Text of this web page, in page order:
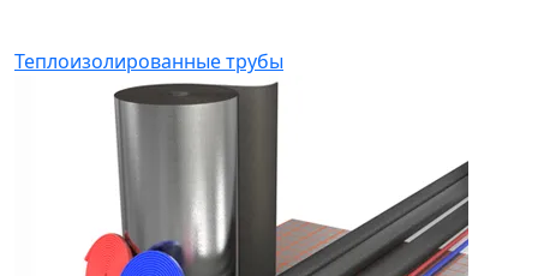
Теплоизолированные трубы